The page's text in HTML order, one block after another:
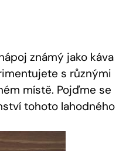
známý jako káva
s různými
místě. Pojďme se
tohoto lahodného